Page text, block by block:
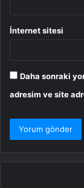
İnternet sitesi
Daha sonraki
adresim ve site